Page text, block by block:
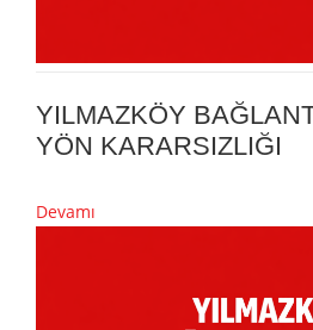
YILMAZKÖY
YÖN KARARSIZLIĞI
Devamı